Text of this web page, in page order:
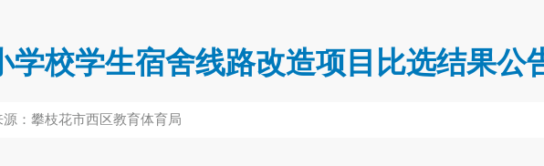
学校学生宿舍线路改造项目比选结果公
源：攀枝花市西区教育体育局